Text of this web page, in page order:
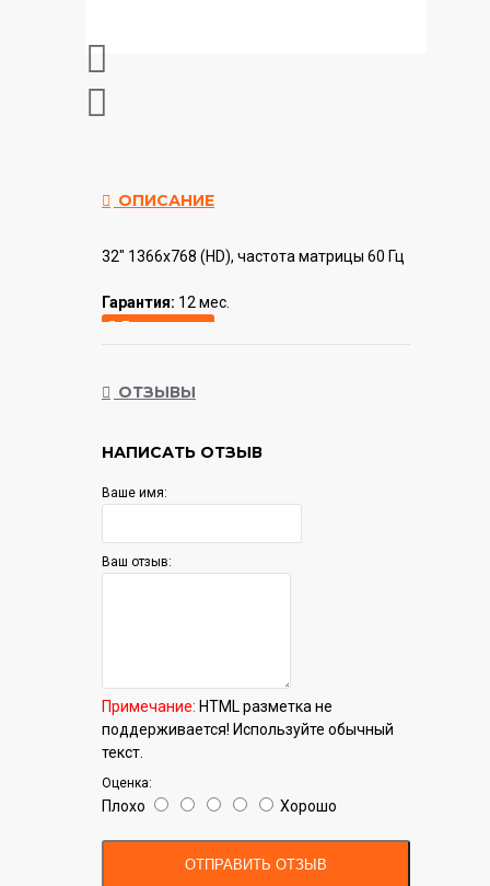
ОПИСАНИЕ
32" 1366x768 (HD), частота матрицы 60 Гц
Гарантия: 12 мес.
ОТЗЫВЫ
НАПИСАТЬ ОТЗЫВ
Ваше имя:
Ваш отзыв:
Примечание: HTML разметка не
поддерживается! Используйте обычный
текст.
Оценка:
Плохо Хорошо
ОТПРАВИТЬ ОТЗЫВ